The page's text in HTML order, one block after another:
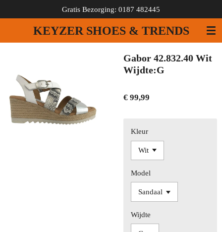
direct
de
KEYZER SHOES & TRENDS
Gratis Bezorging: 0187 482445
Gabor 42.832.40 Wit
Wijdte:G
€ 99,99
Kleur
Model
Wijdte